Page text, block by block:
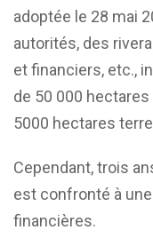
adoptée le 28 mai
autorités, des
et financiers, etc.,
de 50 000
5000 hectares
Cependant, trois
est confronté à
financières.